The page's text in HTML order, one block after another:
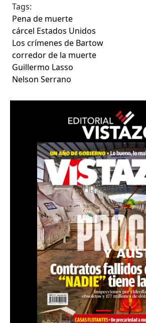
Tags:
Pena de muerte
cárcel Estados Unidos
Los crímenes de Bartow
corredor de la muerte
Guillermo Lasso
Nelson Serrano